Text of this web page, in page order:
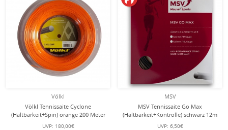
Völkl
Völkl Tennissaite Cyclone
(Haltbarkeit+Spin) orange 200 Meter
Rolle
UVP: 180,00€
MSV
MSV Tennissaite Go Max
(Haltbarkeit+Kontrolle) schwarz 12m
Set
UVP: 6,50€